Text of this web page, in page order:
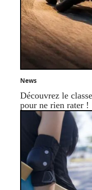
News
Découvrez le
pour ne rien rater !